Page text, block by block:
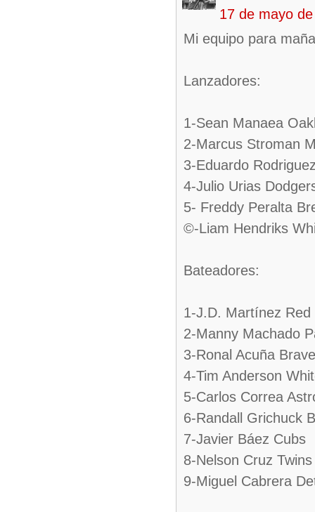
17 de mayo
Mi equipo para
Lanzadores:
1-Sean Manaea
2-Marcus Stroman
3-Eduardo
4-Julio Urias
5- Freddy Peralta
©-Liam Hendriks
Bateadores:
1-J.D. Martínez Red
2-Manny Machado
3-Ronal Acuña
4-Tim Anderson
5-Carlos Correa
6-Randall Grichuck
7-Javier Báez Cubs
8-Nelson Cruz Twins
9-Miguel Cabrera